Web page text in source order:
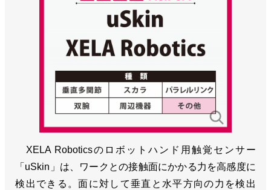
XELA Roboticsのロボットハンド用触覚センサー
「uSkin」は、ワークとの接触面にかかる力を高感度に
検出できる。面に対して垂直と水平方向の力を検出